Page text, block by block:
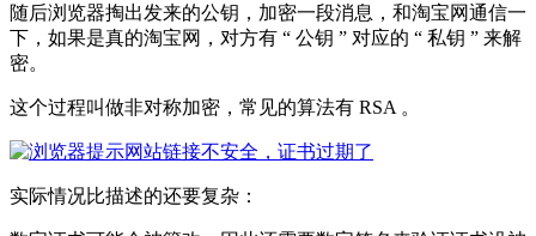
随后浏览器掏出发来的公钥，加密一段消息，和淘宝网通信一
下，如果是真的淘宝网，对方有 “ 公钥 ” 对应的 “ 私钥 ” 来解
密。
这个过程叫做非对称加密，常见的算法有 RSA 。
实际情况比描述的还要复杂：